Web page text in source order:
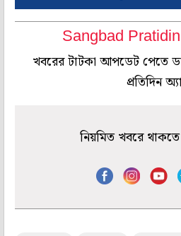
Sangbad
খবরের টাটকা আপডেট পেতে
প্রতিদিন
নিয়মিত খবরে